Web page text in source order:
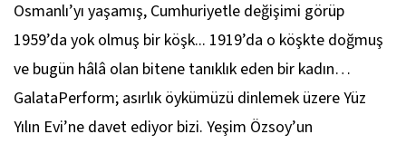
Osmanlı’yı yaşamış, Cumhuriyetle değişimi görüp
1959’da yok olmuş bir köşk... 1919’da o köşkte doğmuş
ve bugün hâlâ olan bitene tanıklık eden bir kadın…
GalataPerform; asırlık öykümüzü dinlemek üzereYüz
Yılın Evi’ne davet ediyor bizi. Yeşim Özsoy’un